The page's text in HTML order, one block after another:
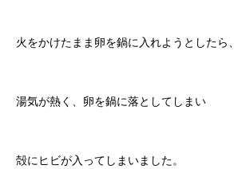
火をかけたまま卵を鍋に入れようとしたら、
湯気が熱く、卵を鍋に落としてしまい
殻にヒビが入ってしまいました。